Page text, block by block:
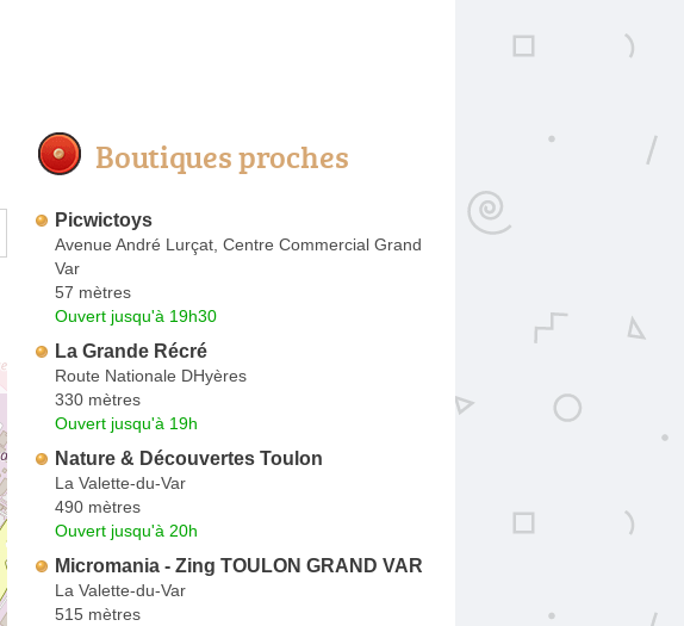
Boutiques proches
Picwictoys
Avenue André Lurçat, Centre Commercial Grand
Var
57 mètres
Ouvert jusqu'à 19h30
La Grande Récré
Route Nationale DHyères
330 mètres
Ouvert jusqu'à 19h
Nature & Découvertes Toulon
La Valette-du-Var
490 mètres
Ouvert jusqu'à 20h
Micromania - Zing TOULON GRAND VAR
La Valette-du-Var
515 mètres